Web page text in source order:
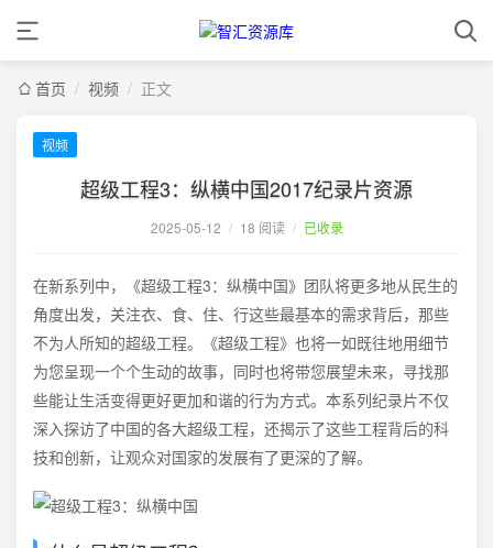
首页 / 视频 / 正文
视频
超级工程3：纵横中国2017纪录片资源
2025-05-12 / 18 阅读 / 已收录
在新系列中，《超级工程3：纵横中国》团队将更多地从民生的
角度出发，关注衣、食、住、行这些最基本的需求背后，那些
不为人所知的超级工程。《超级工程》也将一如既往地用细节
为您呈现一个个生动的故事，同时也将带您展望未来，寻找那
些能让生活变得更好更加和谐的行为方式。本系列纪录片不仅
深入探访了中国的各大超级工程，还揭示了这些工程背后的科
技和创新，让观众对国家的发展有了更深的了解。